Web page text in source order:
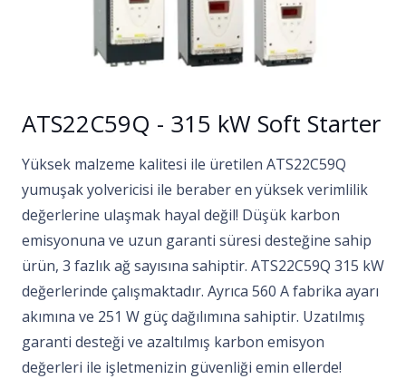
ATS22C59Q - 315 kW Soft Starter
Yüksek malzeme kalitesi ile üretilen ATS22C59Q
yumuşak yolvericisi ile beraber en yüksek verimlilik
değerlerine ulaşmak hayal değil! Düşük karbon
emisyonuna ve uzun garanti süresi desteğine sahip
ürün, 3 fazlık ağ sayısına sahiptir. ATS22C59Q 315 kW
değerlerinde çalışmaktadır. Ayrıca 560 A fabrika ayarı
akımına ve 251 W güç dağılımına sahiptir. Uzatılmış
garanti desteği ve azaltılmış karbon emisyon
değerleri ile işletmenizin güvenliği emin ellerde!